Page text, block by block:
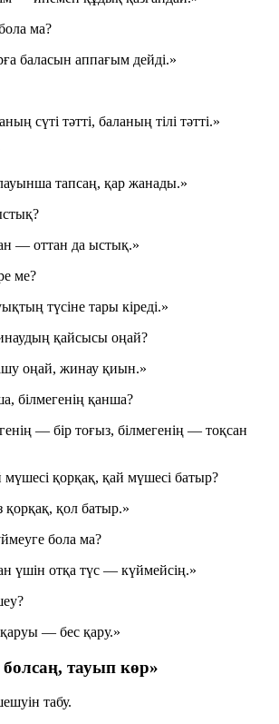
ма?
баласын аппағым дейді.»
сүті тәтті, баланың тілі тәтті.»
тапсаң, қар жанады.»
— оттан да ыстық.»
ме?
түсіне тары кіреді.»
қайсысы оңай?
оңай, жинау қиын.»
білмегенің қанша?
— бір тоғыз, білмегенің — тоқсан
қорқақ, қай мүшесі батыр?
қол батыр.»
бола ма?
үшін отқа түс — күймейсің.»
— бес қару.»
болсаң, тауып көр»
табу.